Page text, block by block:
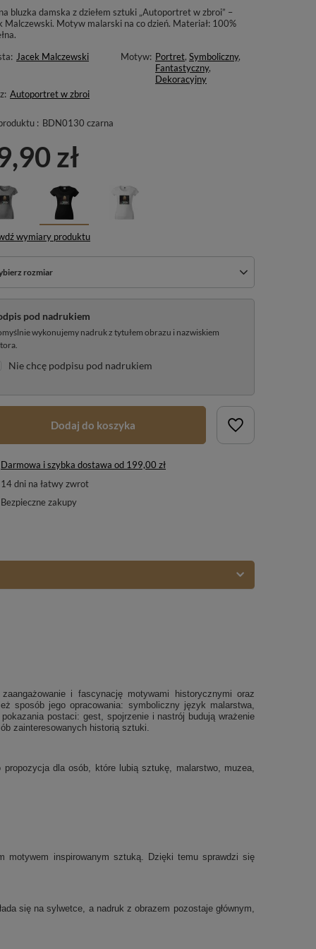
bluzka damska z dziełem sztuki „Autoportret w zbroi” –
Malczewski. Motyw malarski na co dzień. Materiał: 100%
Jacek Malczewski Motyw: Portret, Symboliczny,
Fantastyczny,
Dekoracyjny
Autoportret w zbroi
: BDN0130 czarna
zł
wymiary produktu
rozmiar
pod nadrukiem
wykonujemy nadruk z tytułem obrazu i nazwiskiem
Nie chcę podpisu pod nadrukiem
Dodaj do koszyka
Darmowa i szybka dostawa od 199,00 zł
14dni na łatwy zwrot
Bezpieczne zakupy
i fascynację motywami historycznymi oraz
sposób jego opracowania: symboliczny język malarstwa,
postaci: gest, spojrzenie i nastrój budują wrażenie
zainteresowanych historią sztuki.
dla osób, które lubią sztukę, malarstwo, muzea,
motywem inspirowanym sztuką. Dzięki temu sprawdzi się
się na sylwetce, a nadruk z obrazem pozostaje głównym,